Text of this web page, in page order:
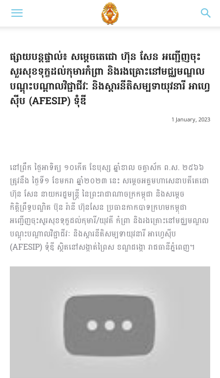
ផ្សាយបន្តផ្ទាល់៖ សម្តេចតេជោ ហ៊ុន សែន អញ្ជើញចុះ
សួរសុខទុក្ខដល់កុមារកំព្រា និងរងគ្រោះនៅមជ្ឈមណ្ឌល
បណ្ដុះបណ្ដាលវិជ្ជាជីវៈ និងស្ដារនីតិសម្បទាយុវនារី អាហ្វេ
ស៊ីប (AFESIP) ទុំឌី
1 January, 2023
នៅព្រឹក ថ្ងៃអាទិត្យ ១០កើត ខែបុស្ស ឆ្នាំខាល ចត្វាស័ក ព.ស. ២៥៦៦
ត្រូវនឹង ថ្ងៃទី១ ខែមករា ឆ្នាំ២០២៣ នេះ សម្ដេចអគ្គមហាសេនាបតីតេជោ
ហ៊ុន សែន នាយករដ្ឋមន្ត្រី នៃព្រះរាជាណាចក្រកម្ពុជា និងសម្ដេច
កិត្តិព្រឹទ្ធបណ្ឌិត ប៊ុន រ៉ានី ហ៊ុនសែន ប្រធានកាកបាទក្រហមកម្ពុជា
អញ្ជើញចុះសួរសុខទុក្ខដល់កុមារី/យុវតី កំព្រា និងរងគ្រោះនៅមជ្ឈមណ្ឌល
បណ្ដុះបណ្ដាលវិជ្ជាជីវៈ និងស្ដារនីតិសម្បទាយុវនារី អាហ្វេស៊ីប
(AFESIP) ទុំឌី ស្ថិតនៅសង្កាត់ព្រៃស ខណ្ឌដង្កោ រាជធានីភ្នំពេញ។